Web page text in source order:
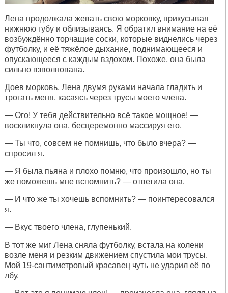
Лена продолжала жевать свою морковку, прикусывая
нижнюю губу и облизываясь. Я обратил внимание на её
возбуждённо торчащие соски, которые виднелись через
футболку, и её тяжёлое дыхание, поднимающееся и
опускающееся с каждым вздохом. Похоже, она была
сильно взволнована.
Доев морковь, Лена двумя руками начала гладить и
трогать меня, касаясь через трусы моего члена.
— Ого! У тебя действительно всё такое мощное! —
воскликнула она, бесцеремонно массируя его.
— Ты что, совсем не помнишь, что было вчера? —
спросил я.
— Я была пьяна и плохо помню, что произошло, но ты
же поможешь мне вспомнить? — ответила она.
— И что же ты хочешь вспомнить? — поинтересовался
я.
— Вкус твоего члена, глупенький.
В тот же миг Лена сняла футболку, встала на колени
возле меня и резким движением спустила мои трусы.
Мой 19-сантиметровый красавец чуть не ударил её по
лбу.